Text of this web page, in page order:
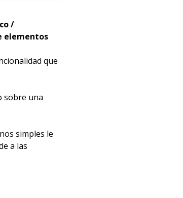
/
elementos
que
sobre una
simples le
a las